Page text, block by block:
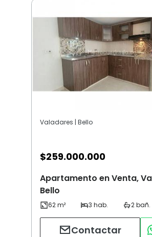
Valadares | Bello
$259.000.000
Apartamento en Venta,
Bello
Contactar